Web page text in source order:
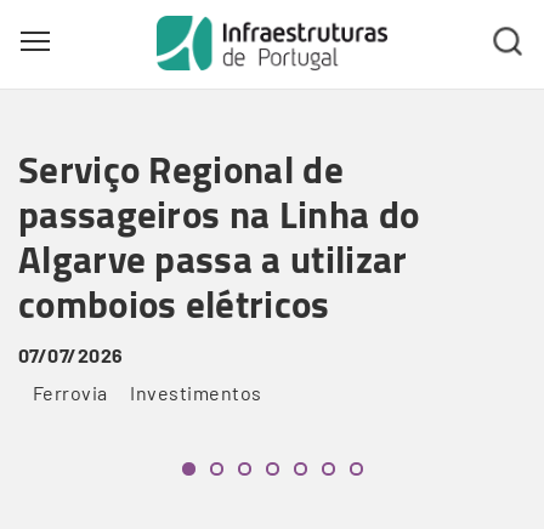
main
content
Toggle main menu visibility
Serviço Regional de
passageiros na Linha do
Algarve passa a utilizar
comboios elétricos
07/07/2026
Ferrovia
Investimentos